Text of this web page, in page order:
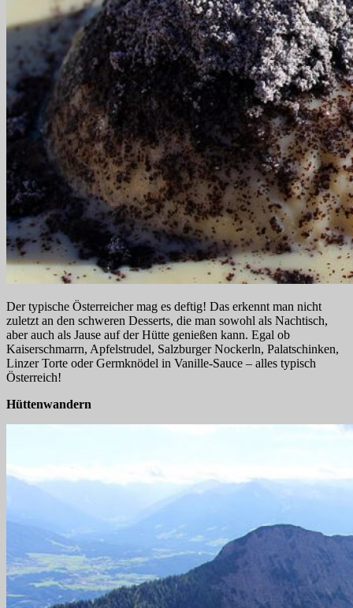
Der typische Österreicher mag es deftig! Das erkennt man nicht
zuletzt an den schweren Desserts, die man sowohl als Nachtisch,
aber auch als Jause auf der Hütte genießen kann. Egal ob
Kaiserschmarrn, Apfelstrudel, Salzburger Nockerln, Palatschinken,
Linzer Torte oder Germknödel in Vanille-Sauce – alles typisch
Österreich!
Hüttenwandern